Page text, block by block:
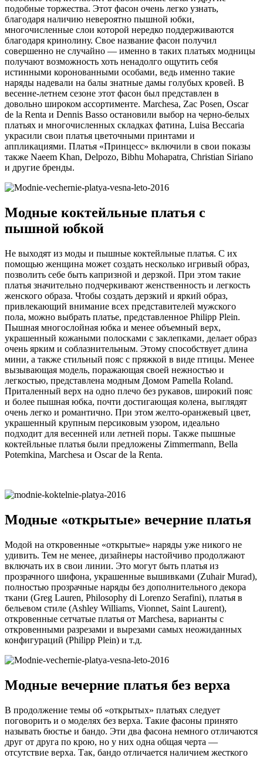
подобные торжества. Этот фасон очень легко узнать,
благодаря наличию невероятно пышной юбки,
многочисленные слои которой нередко поддерживаются
благодаря кринолину. Свое название фасон получил
совершенно не случайно — именно в таких платьях модницы
получают возможность хоть ненадолго ощутить себя
истинными коронованными особами, ведь именно такие
наряды надевали на балы знатные дамы голубых кровей. В
весенне-летнем сезоне этот фасон был представлен в
довольно широком ассортименте. Marchesa, Zac Posen, Oscar
de la Renta и Dennis Basso остановили выбор на черно-белых
платьях и многочисленных складках фатина, Luisa Beccaria
украсили свои платья цветочными принтами и
аппликациями. Платья «Принцесс» включили в свои показы
также Naeem Khan, Delpozo, Bibhu Mohapatra, Christian Siriano
и другие бренды.
Модные коктейльные платья с
пышной юбкой
Не выходят из моды и пышные коктейльные платья. С их
помощью женщина может создать несколько игривый образ,
позволить себе быть капризной и дерзкой. При этом такие
платья значительно подчеркивают женственность и легкость
женского образа. Чтобы создать дерзкий и яркий образ,
привлекающий внимание всех представителей мужского
пола, можно выбрать платье, представленное Philipp Plein.
Пышная многослойная юбка и менее объемный верх,
украшенный кожаными полосками с заклепками, делает образ
очень ярким и соблазнительным. Этому способствует длина
мини, а также стильный пояс с пряжкой в виде птицы. Менее
вызывающая модель, поражающая своей нежностью и
легкостью, представлена модным Домом Pamella Roland.
Приталенный верх на одно плечо без рукавов, широкий пояс
и более пышная юбка, почти достигающая колена, выглядят
очень легко и романтично. При этом желто-оранжевый цвет,
украшенный крупным персиковым узором, идеально
подходит для весенней или летней поры. Также пышные
коктейльные платья были предложены Zimmermann, Bella
Potemkina, Marchesa и Oscar de la Renta.
Модные «открытые» вечерние платья
Модой на откровенные «открытые» наряды уже никого не
удивить. Тем не менее, дизайнеры настойчиво продолжают
включать их в свои линии. Это могут быть платья из
прозрачного шифона, украшенные вышивками (Zuhair Murad),
полностью прозрачные наряды без дополнительного декора
ткани (Greg Lauren, Philosophy di Lorenzo Serafini), платья в
бельевом стиле (Ashley Williams, Vionnet, Saint Laurent),
откровенные сетчатые платья от Marchesa, варианты с
откровенными разрезами и вырезами самых неожиданных
конфигураций (Philipp Plein) и т.д.
Модные вечерние платья без верха
В продолжение темы об «открытых» платьях следует
поговорить и о моделях без верха. Такие фасоны принято
называть бюстье и бандо. Эти два фасона немного отличаются
друг от друга по крою, но у них одна общая черта —
отсутствие верха. Так, бандо отличается наличием жесткого